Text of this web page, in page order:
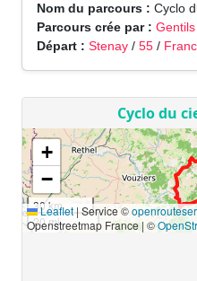
Nom du parcours : Cyclo
Parcours crée par : Gentils
Départ : Stenay / 55 /